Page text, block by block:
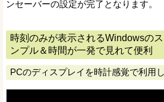
ンセーバーの設定が完了となります。
時刻のみが表示されるWindowsの
ンプル＆時間が一発で見れて便利
PCのディスプレイを時計感覚で利用